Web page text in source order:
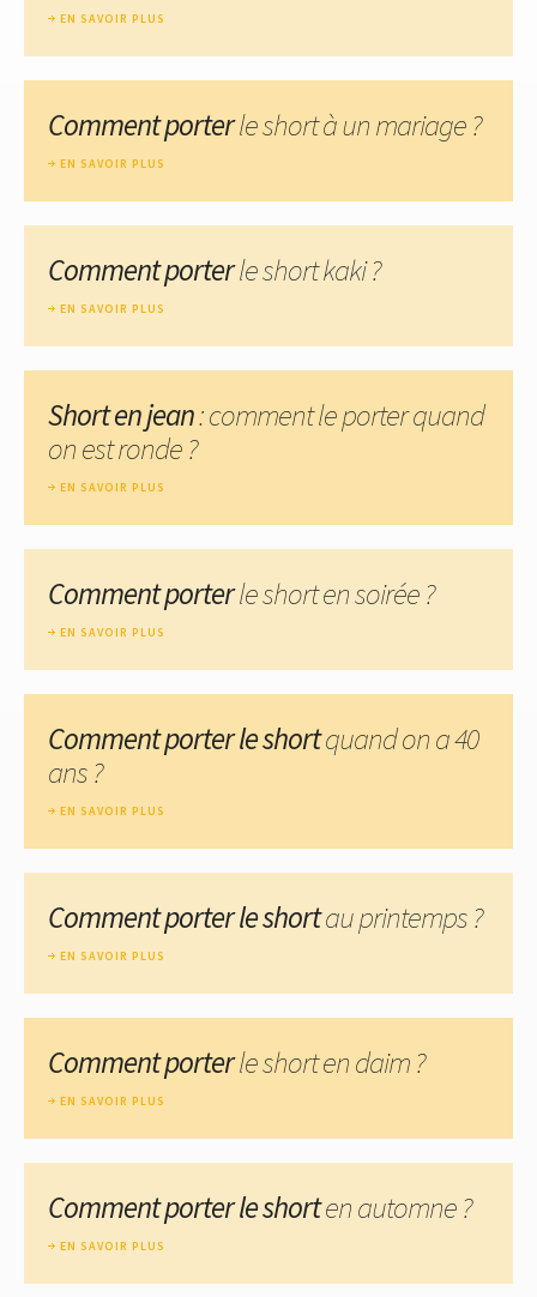
EN SAVOIR PLUS
Comment porterle short à un mariage ?
EN SAVOIR PLUS
Comment porterle short kaki ?
EN SAVOIR PLUS
Short en jean: comment le porter quand
on est ronde ?
EN SAVOIR PLUS
Comment porterle short en soirée ?
EN SAVOIR PLUS
Comment porter le shortquand on a 40
ans ?
EN SAVOIR PLUS
Comment porter le shortau printemps ?
EN SAVOIR PLUS
Comment porterle short en daim ?
EN SAVOIR PLUS
Comment porter le shorten automne ?
EN SAVOIR PLUS